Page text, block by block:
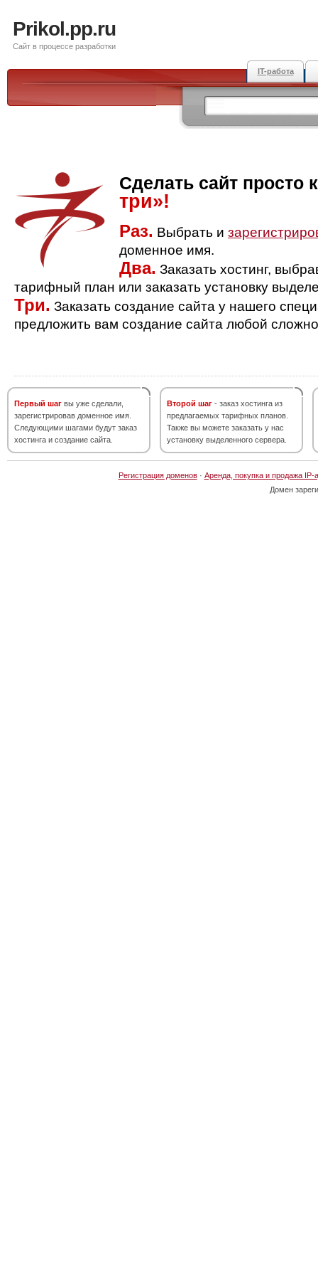
Prikol.pp.ru
Сайт в процессе разработки
IT-работа
Сделать сайт просто
три»!
Раз. Выбрать и
доменное имя.
Два. Заказать хостинг,
тарифный план или заказать установку
Три. Заказать создание сайта у нашего
предложить вам создание сайта любой
Первый шаг вы уже сделали,
зарегистрировав доменное имя.
Следующими шагами будут заказ
хостинга и создание сайта.
Второй шаг - заказ хостинга из
предлагаемых тарифных планов.
Также вы можете заказать у нас
установку выделенного сервера.
Регистрация доменов· Аренда, покупка и продажа IP-
Домен